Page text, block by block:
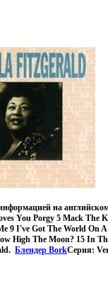
на
You Porgy 5 Mack The
9 I've Got The World On
High The Moon? 15 In
Блендер BorkСерия: